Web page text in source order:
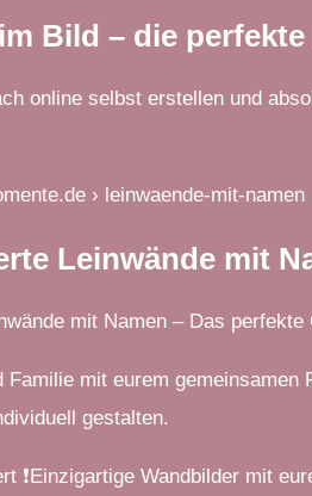
Bild – die
online selbst erstellen und
› leinwaende-mit-namen
Leinwände mit
mit Namen – Das
Familie mit eurem
gestalten.
❗Einzigartige Wandbilder mit